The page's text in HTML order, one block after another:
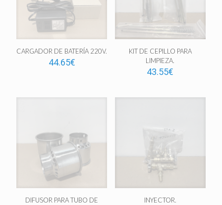
CARGADOR DE BATERÍA 220V.
44.65€
KIT DE CEPILLO PARA
LIMPIEZA.
43.55€
DIFUSOR PARA TUBO DE
INYECTOR.